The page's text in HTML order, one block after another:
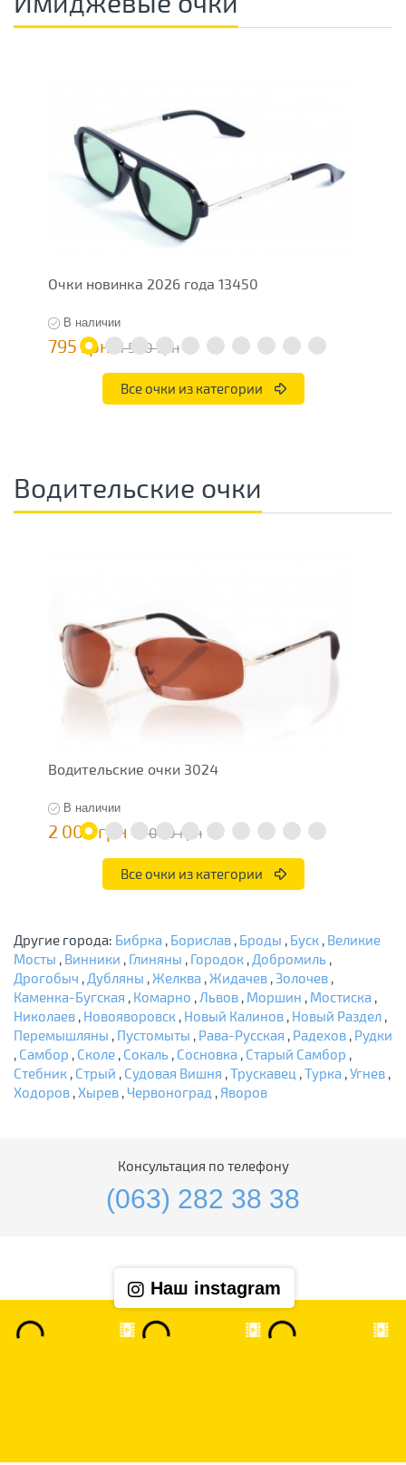
Очки новинка 2026 года 13450
В наличии
795 грн 1 590 грн
Все очки из категории
Водительские очки
Водительские очки 3024
В наличии
2 000 грн 4 000 грн
Все очки из категории
Другие города: Бибрка , Борислав , Броды , Буск , Великие
Мосты , Винники , Глиняны , Городок , Добромиль ,
Дрогобыч , Дубляны , Желква , Жидачев , Золочев ,
Каменка-Бугская , Комарно ,Львов , Моршин , Мостиска ,
Николаев , Новояворовск , Новый Калинов , Новый Раздел ,
Перемышляны , Пустомыты , Рава-Русская , Радехов , Рудки
, Самбор , Сколе , Сокаль , Сосновка , Старый Самбор ,
Стебник , Стрый , Судовая Вишня ,Трускавец ,Турка ,Угнев ,
Ходоров ,Хырев , Червоноград , Яворов
Консультация по телефону
(063) 282 38 38
Наш instagram